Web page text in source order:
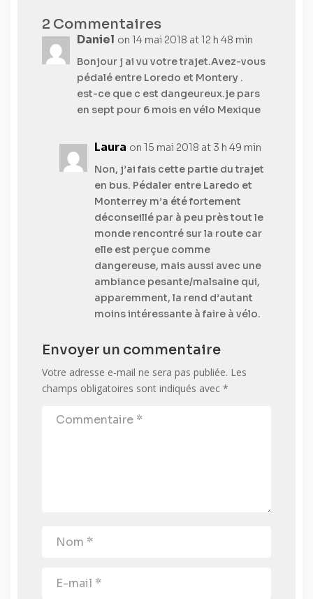
2 Commentaires
Daniel on 14 mai 2018 at 12 h 48 min
Bonjour j ai vu votre trajet.Avez-vous
pédalé entre Loredo et Montery .
est-ce que c est dangeureux.je pars
en sept pour 6 mois en vélo Mexique
Laura on 15 mai 2018 at 3 h 49 min
Non, j’ai fais cette partie du trajet
en bus. Pédaler entre Laredo et
Monterrey m’a été fortement
déconseillé par à peu près tout le
monde rencontré sur la route car
elle est perçue comme
dangereuse, mais aussi avec une
ambiance pesante/malsaine qui,
apparemment, la rend d’autant
moins intéressante à faire à vélo.
Envoyer un commentaire
Votre adresse e-mail ne sera pas publiée. Les
champs obligatoires sont indiqués avec *